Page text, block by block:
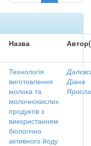
Назва
Технологія
виготовлення
молока та
молочнокислих
продуктів з
використанням
біологічно
активного йоду
Діана